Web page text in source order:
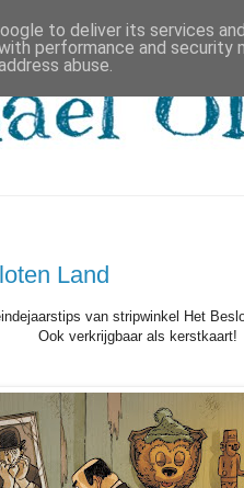
Land
van stripwinkel Het
Ook verkrijgbaar als kerstkaart!
to deliver its services
performance and
abuse.